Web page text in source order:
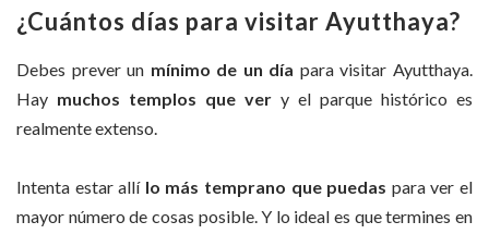
¿Cuántos días para visitar Ayutthaya?
Debes prever un mínimo de un día para visitar Ayutthaya.
Hay muchos templos que ver y el parque histórico es
realmente extenso.
Intenta estar allí lo más temprano que puedas para ver el
mayor número de cosas posible. Y lo ideal es que termines en